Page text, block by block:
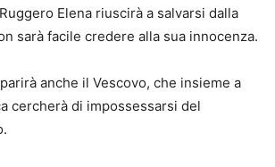
Elena riuscirà a salvarsi dalla
sarà facile credere alla sua innocenza.
anche il Vescovo, che insieme a
cercherà di impossessarsi del